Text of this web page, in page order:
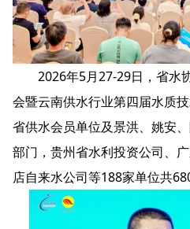
2026年5月27-29日，省水
会暨云南供水行业第四届水质
省供水会员单位及景洪、姚安
部门，贵州省水利投资公司、
店自来水公司等188家单位共